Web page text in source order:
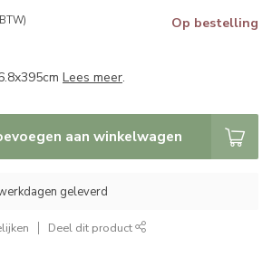
Op bestelling
Lees meer.
aan winkelwagen
geleverd
Deel dit product